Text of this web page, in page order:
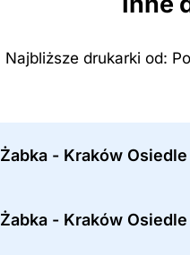
Najbliższe drukarki od:
Żabka - Kraków
Żabka - Kraków